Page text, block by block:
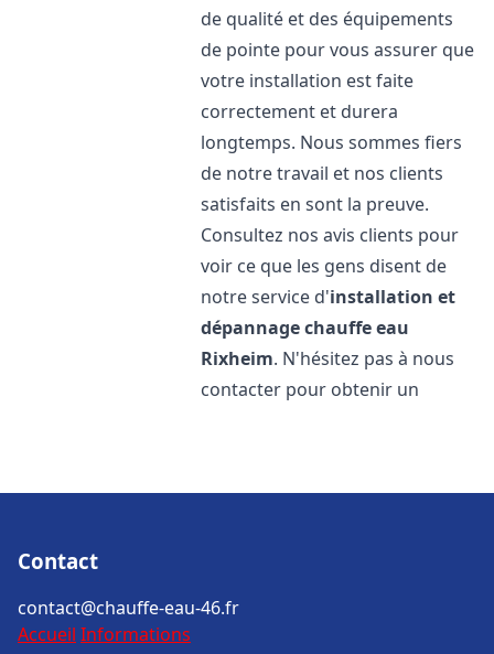
de qualité et des équipements
de pointe pour vous assurer que
votre installation est faite
correctement et durera
longtemps. Nous sommes fiers
de notre travail et nos clients
satisfaits en sont la preuve.
Consultez nos avis clients pour
voir ce que les gens disent de
notre service d'installation et
dépannage chauffe eau
Rixheim. N'hésitez pas à nous
contacter pour obtenir un
Contact
contact@chauffe-eau-46.fr
Accueil Informations